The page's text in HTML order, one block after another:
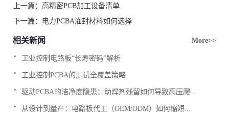
上一篇： 高精密PCB加工设备清单
下一篇： 电力PCBA灌封材料如何选择
相关新闻 More>>
工业控制电路板“长寿密码”解析
.
工业控制PCBA的测试全覆盖策略
.
驱动PCBA的洁净度隐患：助焊剂残留如何导致高压爬...
.
从设计到量产：电路板代工（OEM/ODM）如何缩短...
.